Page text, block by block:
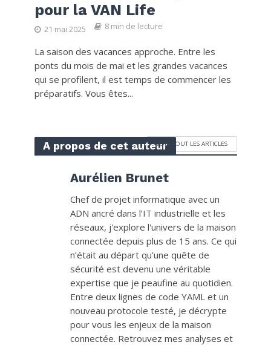
pour la VAN Life
21 mai 2025 8 min de lecture
La saison des vacances approche. Entre les
ponts du mois de mai et les grandes vacances
qui se profilent, il est temps de commencer les
préparatifs. Vous êtes...
A propos de cet auteurVOIR TOUT LES ARTICLES
Aurélien Brunet
Chef de projet informatique avec un
ADN ancré dans l’IT industrielle et les
réseaux, j'explore l'univers de la maison
connectée depuis plus de 15 ans. Ce qui
n’était au départ qu’une quête de
sécurité est devenu une véritable
expertise que je peaufine au quotidien.
Entre deux lignes de code YAML et un
nouveau protocole testé, je décrypte
pour vous les enjeux de la maison
connectée. Retrouvez mes analyses et